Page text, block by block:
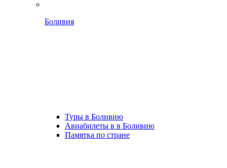
Боливия
Туры в Боливию
Авиабилеты в в Боливию
Памятка по стране